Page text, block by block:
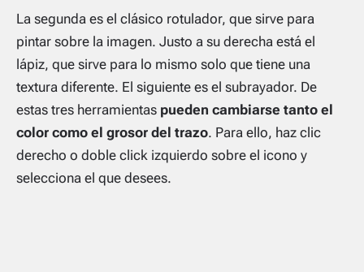
La segunda es el clásico rotulador, que sirve para
pintar sobre la imagen. Justo a su derecha está el
lápiz, que sirve para lo mismo solo que tiene una
textura diferente. El siguiente es el subrayador. De
estas tres herramientas pueden cambiarse tanto el
color como el grosor del trazo. Para ello, haz clic
derecho o doble click izquierdo sobre el icono y
selecciona el que desees.